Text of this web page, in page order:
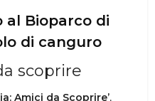
al Bioparco di
di canguro
scoprire
Amici da Scoprire’,